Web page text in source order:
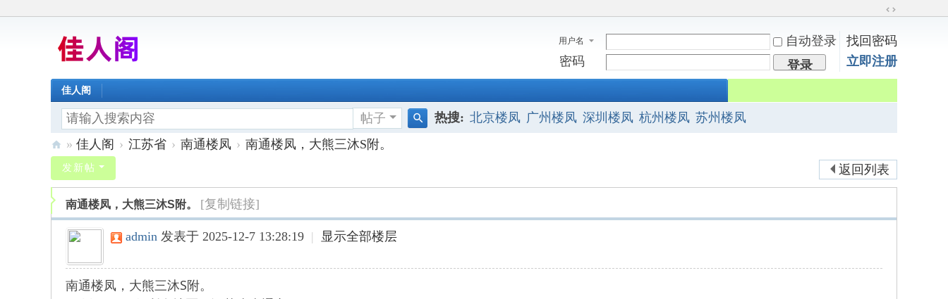
换
到
宽
用户名 自动登录
找回密码
密码
登录 立即注册
佳人阁
帖子
热搜: 北京楼凤 广州楼凤 深圳楼凤 杭州楼凤 苏州楼凤
人
阁
» 佳人阁 › 江苏省 › 南通楼凤 › 南通楼凤，大熊三沐S附。
返回列表
发新帖
南通楼凤，大熊三沐S附。 [复制链接]
admin 发表于 2025-12-7 13:28:19 | 显示全部楼层
南通楼凤，大熊三沐S附。